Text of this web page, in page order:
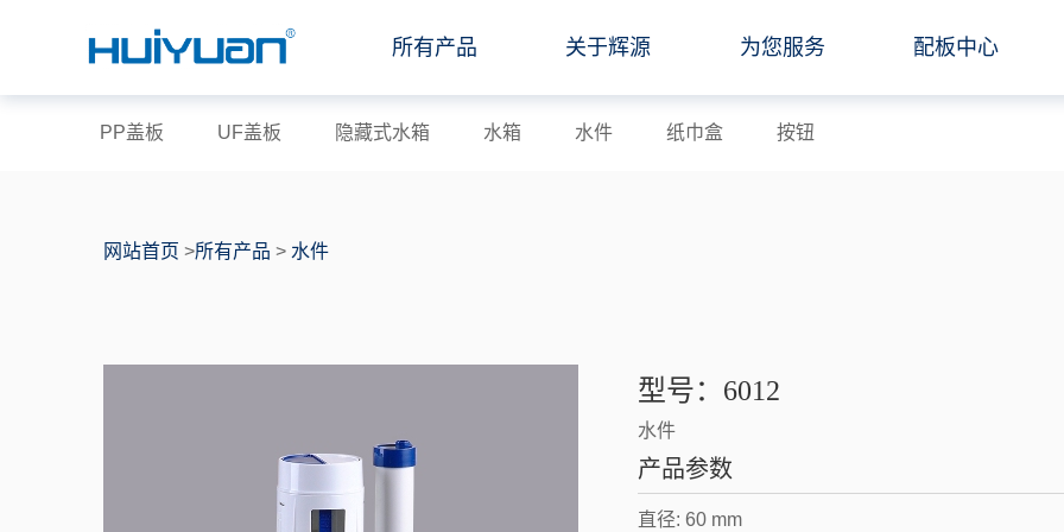
所有产品 关于辉源 为您服务 配板中心
PP盖板 UF盖板 隐藏式水箱 水箱 水件 纸巾盒 按钮
网站首页 >所有产品 > 水件
型号：6012
水件
产品参数
直径: 60 mm